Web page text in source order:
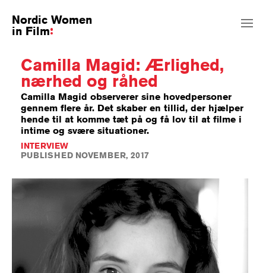
Nordic Women
in Film
Camilla Magid: Ærlighed,
nærhed og råhed
Camilla Magid observerer sine hovedpersoner
gennem flere år. Det skaber en tillid, der hjælper
hende til at komme tæt på og få lov til at filme i
intime og svære situationer.
INTERVIEW
PUBLISHED NOVEMBER, 2017